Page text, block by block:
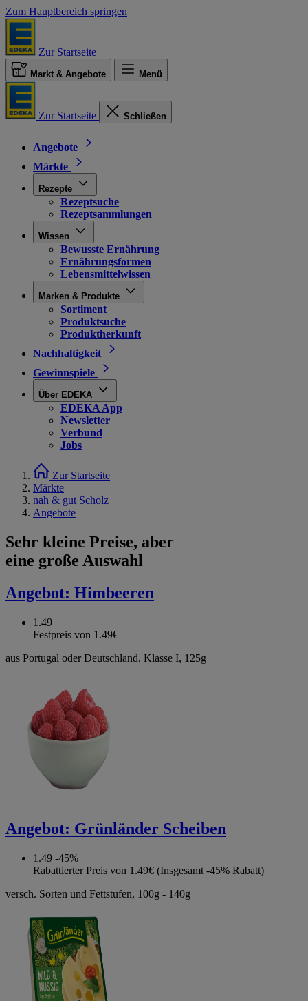
Zum Hauptbereich springen
Zur Startseite
Markt & Angebote Menü
Zur Startseite Schließen
Angebote
Märkte
Rezepte
Rezeptsuche
Rezeptsammlungen
Wissen
Bewusste Ernährung
Ernährungsformen
Lebensmittelwissen
Marken & Produkte
Sortiment
Produktsuche
Produktherkunft
Nachhaltigkeit
Gewinnspiele
Über EDEKA
EDEKA App
Newsletter
Verbund
Jobs
Zur Startseite
Märkte
nah & gut Scholz
Angebote
Sehr kleine Preise, aber
eine große Auswahl
Angebot: Himbeeren
1.49
Festpreis von 1.49€
aus Portugal oder Deutschland, Klasse I, 125g
Angebot: Grünländer Scheiben
1.49 -45%
Rabattierter Preis von 1.49€ (Insgesamt -45% Rabatt)
versch. Sorten und Fettstufen, 100g - 140g